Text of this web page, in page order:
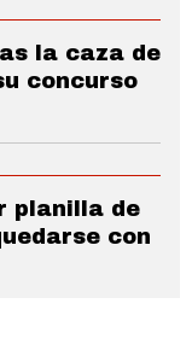
la caza de
concurso
planilla de
con